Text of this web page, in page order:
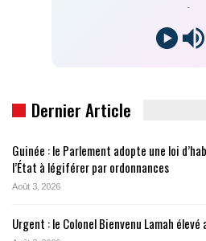
Dernier Article
Guinée : le Parlement adopte une loi
l’État à légiférer par ordonnances
Août 3, 2026
Urgent : le Colonel Bienvenu Lamah